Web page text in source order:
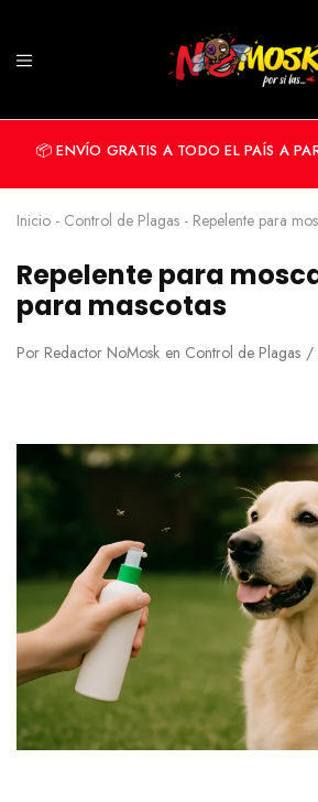
📦 ENVÍO GRATIS A TODO EL PAÍS A
Inicio - Control de Plagas - Repelente para
Repelente para
para mascotas
Por Redactor NoMosk en Control de Plagas